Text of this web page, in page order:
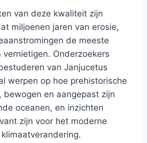
van deze kwaliteit zijn
miljoenen jaren van erosie,
de meeste
Onderzoekers
van Janjucetus
werpen op hoe prehistorische
bewogen en aangepast zijn
oceanen, en inzichten
zijn voor het moderne